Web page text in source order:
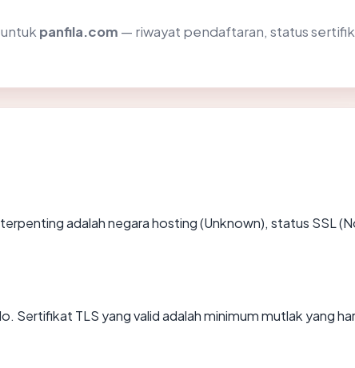
panfila.com — riwayat pendaftaran, status
adalah negara hosting (Unknown), status SSL
Sertifikat TLS yang valid adalah minimum mutlak yang